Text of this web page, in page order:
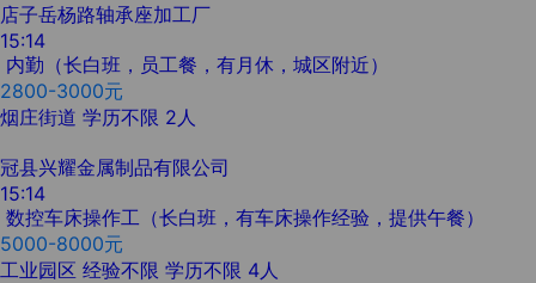
店子岳杨路轴承座加工厂
15:14
内勤（长白班，员工餐，有月休，城区附近）
2800-3000元
烟庄街道 学历不限 2人
冠县兴耀金属制品有限公司
15:14
数控车床操作工（长白班，有车床操作经验，提供午餐）
5000-8000元
工业园区 经验不限 学历不限 4人